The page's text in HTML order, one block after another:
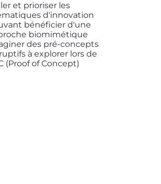
et prioriser les
d'innovation
bénéficier d'une
biomimétique
des pré-concepts
à explorer lors de
(Proof of Concept)